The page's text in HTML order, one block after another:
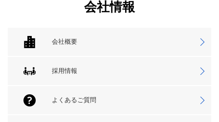
会社情報
会社概要
採用情報
よくあるご質問